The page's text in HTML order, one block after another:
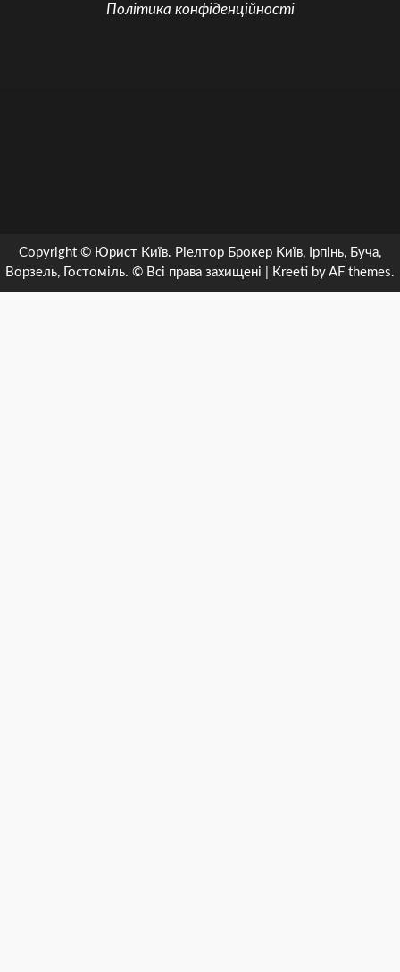
Політика конфіденційності
Польщі.
Важливе
біженців
в
Німеччині.
Важливе
тимчасового
захисту.
мобілізація
юриста
онлайн
Copyright © Юрист Київ. Ріелтор Брокер Київ, Ірпінь, Буча,
Ворзель, Гостоміль. © Всі права захищені
Kreeti by AF themes.